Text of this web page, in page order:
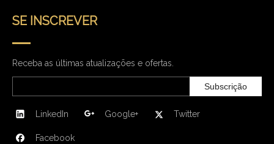
SE INSCREVER
Receba as últimas atualizações e ofertas.
Subscrição
LinkedIn Google+ Twitter
Facebook